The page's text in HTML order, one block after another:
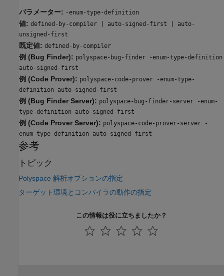
パラメーター: -enum-type-definition
値: defined-by-compiler | auto-signed-first | auto-
unsigned-first
既定値: defined-by-compiler
例 (Bug Finder): polyspace-bug-finder -enum-type-definition
auto-signed-first
例 (Code Prover): polyspace-code-prover -enum-type-
definition auto-signed-first
例 (Bug Finder Server): polyspace-bug-finder-server -enum-
type-definition auto-signed-first
例 (Code Prover Server): polyspace-code-prover-server -
enum-type-definition auto-signed-first
参考
トピック
Polyspace 解析オプションの指定
ターゲット環境とコンパイラの動作の指定
この情報は役に立ちましたか？